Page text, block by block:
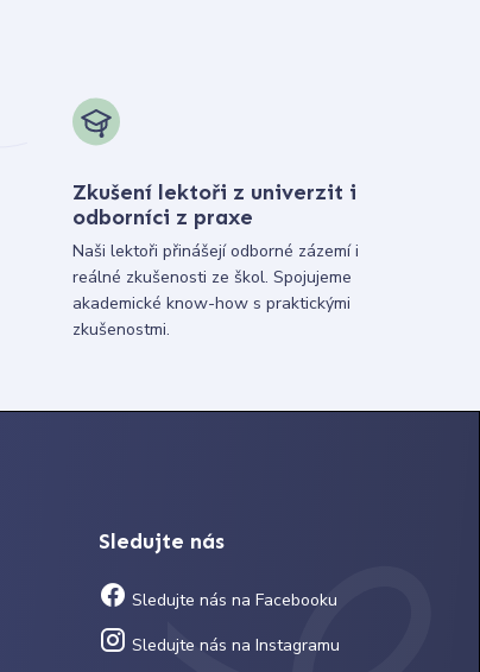
Zkušení lektoři z univerzit i
odborníci z praxe
Naši lektoři přinášejí odborné zázemí i
reálné zkušenosti ze škol. Spojujeme
akademické know-how s praktickými
zkušenostmi.
Sledujte nás
Sledujte nás na Facebooku
Sledujte nás na Instagramu